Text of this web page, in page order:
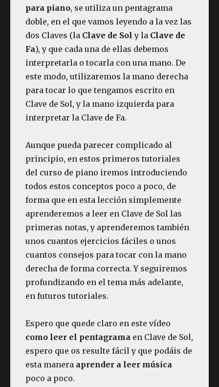
para piano, se utiliza un pentagrama
doble, en el que vamos leyendo a la vez las
dos Claves (la Clave de Sol y la Clave de
Fa), y que cada una de ellas debemos
interpretarla o tocarla con una mano. De
este modo, utilizaremos la mano derecha
para tocar lo que tengamos escrito en
Clave de Sol, y la mano izquierda para
interpretar la Clave de Fa.
Aunque pueda parecer complicado al
principio, en estos primeros tutoriales
del curso de piano iremos introduciendo
todos estos conceptos poco a poco, de
forma que en esta lección simplemente
aprenderemos a leer en Clave de Sol las
primeras notas, y aprenderemos también
unos cuantos ejercicios fáciles o unos
cuantos consejos para tocar con la mano
derecha de forma correcta. Y seguiremos
profundizando en el tema más adelante,
en futuros tutoriales.
Espero que quede claro en este vídeo
como leer el pentagrama en Clave de Sol,
espero que os resulte fácil y que podáis de
esta manera aprender a leer música
poco a poco.